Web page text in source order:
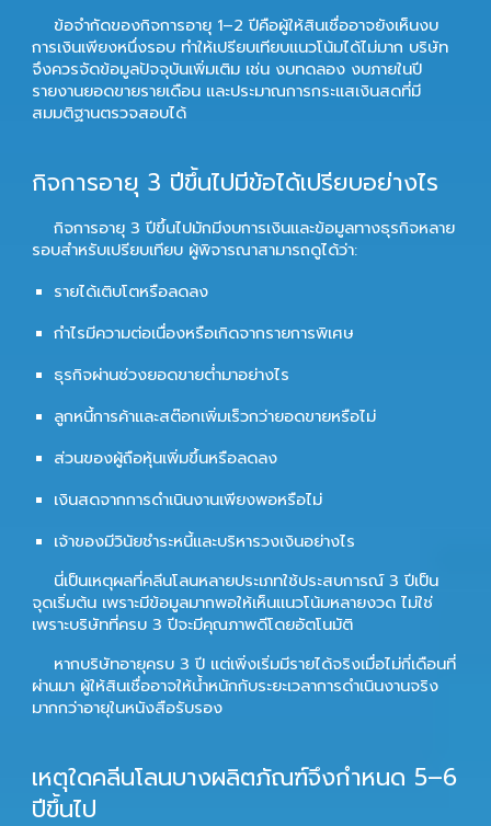
ข้อจำกัดของกิจการอายุ 1–2 ปีคือผู้ให้สินเชื่ออาจยังเห็นงบ
การเงินเพียงหนึ่งรอบ ทำให้เปรียบเทียบแนวโน้มได้ไม่มาก บริษัท
จึงควรจัดข้อมูลปัจจุบันเพิ่มเติม เช่น งบทดลอง งบภายในปี
รายงานยอดขายรายเดือน และประมาณการกระแสเงินสดที่มี
สมมติฐานตรวจสอบได้
กิจการอายุ 3 ปีขึ้นไปมีข้อได้เปรียบอย่างไร
กิจการอายุ 3 ปีขึ้นไปมักมีงบการเงินและข้อมูลทางธุรกิจหลาย
รอบสำหรับเปรียบเทียบ ผู้พิจารณาสามารถดูได้ว่า:
รายได้เติบโตหรือลดลง
กำไรมีความต่อเนื่องหรือเกิดจากรายการพิเศษ
ธุรกิจผ่านช่วงยอดขายต่ำมาอย่างไร
ลูกหนี้การค้าและสต๊อกเพิ่มเร็วกว่ายอดขายหรือไม่
ส่วนของผู้ถือหุ้นเพิ่มขึ้นหรือลดลง
เงินสดจากการดำเนินงานเพียงพอหรือไม่
เจ้าของมีวินัยชำระหนี้และบริหารวงเงินอย่างไร
นี่เป็นเหตุผลที่คลีนโลนหลายประเภทใช้ประสบการณ์ 3 ปีเป็น
จุดเริ่มต้น เพราะมีข้อมูลมากพอให้เห็นแนวโน้มหลายงวด ไม่ใช่
เพราะบริษัทที่ครบ 3 ปีจะมีคุณภาพดีโดยอัตโนมัติ
หากบริษัทอายุครบ 3 ปี แต่เพิ่งเริ่มมีรายได้จริงเมื่อไม่กี่เดือนที่
ผ่านมา ผู้ให้สินเชื่ออาจให้น้ำหนักกับระยะเวลาการดำเนินงานจริง
มากกว่าอายุในหนังสือรับรอง
เหตุใดคลีนโลนบางผลิตภัณฑ์จึงกำหนด 5–6
ปีขึ้นไป